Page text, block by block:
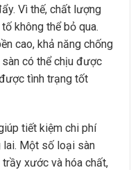
Vì thế, chất lượng
không thể bỏ qua.
cao, khả năng chống
có thể chịu được
tình trạng tốt
tiết kiệm chi phí
lai. Một số loại sàn
xước và hóa chất,